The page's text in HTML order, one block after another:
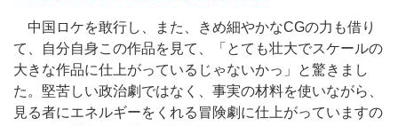
中国ロケを敢行し、また、きめ細やかなCGの力も借り
て、自分自身この作品を見て、「とても壮大でスケールの
大きな作品に仕上がっているじゃないかっ」と驚きまし
た。堅苦しい政治劇ではなく、事実の材料を使いながら、
見る者にエネルギーをくれる冒険劇に仕上がっていますの